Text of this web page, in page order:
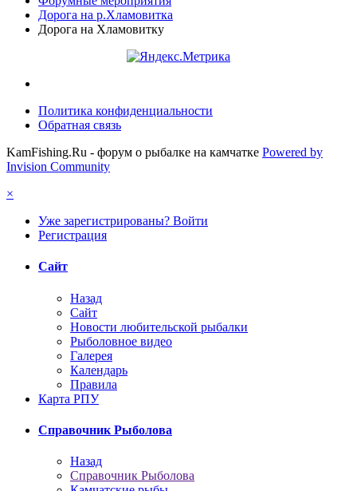
Дорога на р.Хламовитка
Дорога на Хламовитку
Политика конфиденциальности
Обратная связь
KamFishing.Ru - форум о рыбалке на камчатке Powered by
Invision Community
×
Уже зарегистрированы? Войти
Регистрация
Сайт
Назад
Сайт
Новости любительской рыбалки
Рыболовное видео
Галерея
Календарь
Правила
Карта РПУ
Справочник Рыболова
Назад
Справочник Рыболова